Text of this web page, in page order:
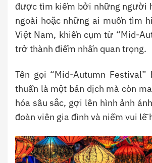
được tìm kiếm bởi những người
ngoài hoặc những ai muốn tìm
Việt Nam, khiến cụm từ “Mid-
trở thành điểm nhấn quan trọng.
Tên gọi “Mid-Autumn Festival”
thuần là một bản dịch mà còn
hóa sâu sắc, gợi lên hình ảnh
đoàn viên gia đình và niềm vui lễ